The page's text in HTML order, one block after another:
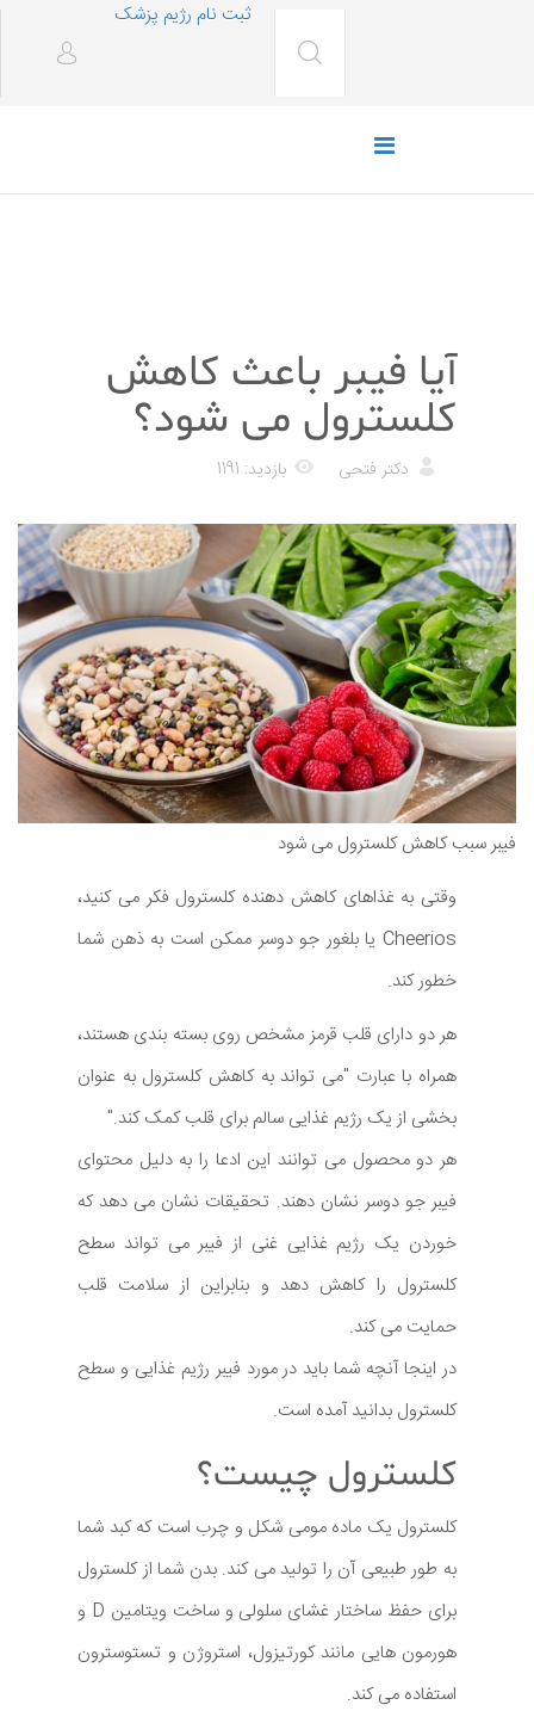
ثبت نام رژیم پزشک
آیا فیبر باعث کاهش
کلسترول می شود؟
دکتر فتحی بازدید: 1191
فیبر سبب کاهش کلسترول می شود
وقتی به غذاهای کاهش دهنده کلسترول فکر می کنید،
Cheerios یا بلغور جو دوسر ممکن است به ذهن شما
خطور کند.
هر دو دارای قلب قرمز مشخص روی بسته بندی هستند،
همراه با عبارت "می تواند به کاهش کلسترول به عنوان
بخشی از یک رژیم غذایی سالم برای قلب کمک کند."
هر دو محصول می توانند این ادعا را به دلیل محتوای
فیبر جو دوسر نشان دهند. تحقیقات نشان می دهد که
خوردن یک رژیم غذایی غنی از فیبر می تواند سطح
کلسترول را کاهش دهد و بنابراین از سلامت قلب
حمایت می کند.
در اینجا آنچه شما باید در مورد فیبر رژیم غذایی و سطح
کلسترول بدانید آمده است.
کلسترول چیست؟
کلسترول یک ماده مومی شکل و چرب است که کبد شما
به طور طبیعی آن را تولید می کند. بدن شما از کلسترول
برای حفظ ساختار غشای سلولی و ساخت ویتامین D و
هورمون هایی مانند کورتیزول، استروژن و تستوسترون
استفاده می کند.